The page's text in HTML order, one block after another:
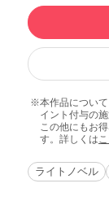
本作品につい
イント付与の
この他にもお
す。詳しくは
ライトノベル